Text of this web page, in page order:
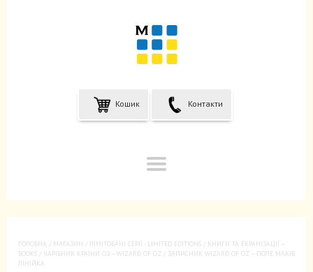
Кошик Контакти
ГОЛОВНА / МАГАЗИН / ЛIМIТОВАНІ СЕРІЇ - LIMITED EDITIONS / КНИГИ ТА ЕКРАНІЗАЦІЇ –
BOOKS / ЧАРІВНИК КРАЇНИ ОЗ – WIZARD OF OZ / ЗАПИСНИК WIZARD OF OZ – ПОЛЕ МАКІВ
ЛІНІЙКА